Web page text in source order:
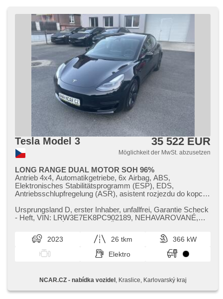
Tesla Model 3 35 522 EUR
Möglichkeit der MwSt. abzusetzen
LONG RANGE DUAL MOTOR SOH 96%
Antrieb 4x4, Automatikgetriebe, 6x Airbag, ABS,
Elektronisches Stabilitätsprogramm (ESP), EDS,
Antriebsschlupfregelung (ASR), asistent rozjezdu do kopce
jízdním pruhu, Überwachung der Ermüdung des Fahrers,
Servolenkung, 2-Zonen Klimaanlage, Standheizung,
Geschwindigkeitsregelung, Tempomat, LED matrixové
světlomety, Schaltflutlicht, täglich Leuchten, LED denní
svícení, automatické přepínání dálkových světel, Alufelgen,
Bordcomputer, hlasové ovládání palubního počítače,
(AVM), Parkassistent, Fahrkamera, bezklíčové startování,
bezklíčové odemykání, Lichtsensor,
Ursprungsland D,​ erster Inhaber,​ unfallfrei,​ Garantie Scheck​
- Heft,​ VIN: LRW3E7EK8PC902189,​ NEHAVAROVANÉ,​
2023 26 tkm
366 kW
Elektro
NCAR.CZ - nabídka vozidel, Kraslice, Karlovarský kraj